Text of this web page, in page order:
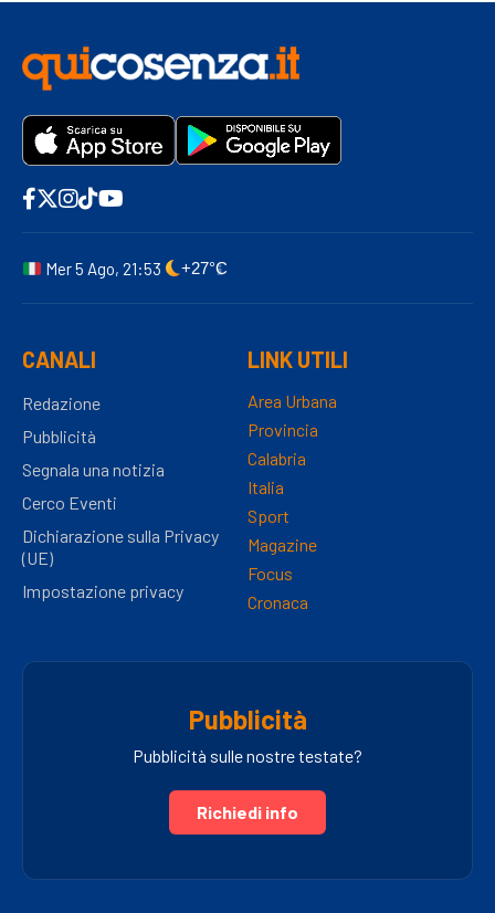
Mer 5 Ago, 21:53 +27°C
CANALI
Redazione
Pubblicità
Segnala una notizia
Cerco Eventi
Dichiarazione sulla Privacy
(UE)
Impostazione privacy
LINK UTILI
Area Urbana
Provincia
Calabria
Italia
Sport
Magazine
Focus
Cronaca
Pubblicità
Pubblicità sulle nostre testate?
Richiedi info